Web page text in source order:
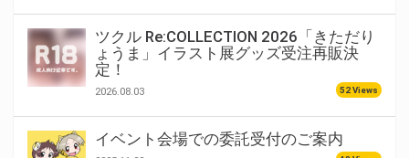
ツクル Re:COLLECTION 2026「きただり
ょうま」イラスト展グッズ受注再販決
定！
2026.08.03 52 Views
イベント会場での委託受付のご案内